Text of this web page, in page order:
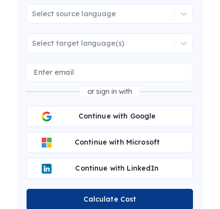
Select source language
Select target language(s)
or sign in with
Continue with Google
Continue with Microsoft
Continue with LinkedIn
Calculate Cost